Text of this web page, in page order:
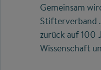
Gemeinsam
Stifterverband
zurück auf 100
Wissenschaft